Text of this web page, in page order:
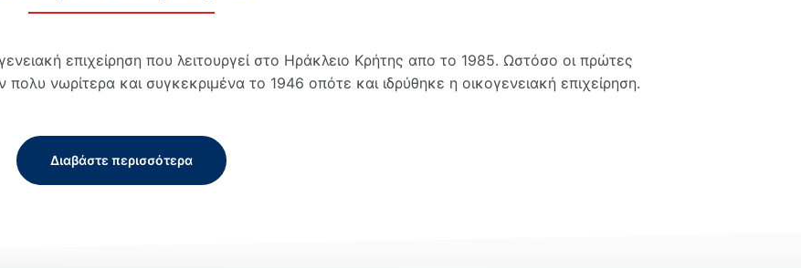
επιχείρηση που λειτουργεί στο Ηράκλειο Κρήτης απο το 1985. Ωστόσο οι πρώτες
πολυ νωρίτερα και συγκεκριμένα το 1946 οπότε και ιδρύθηκε η οικογενειακή επιχείρηση.
Διαβάστε περισσότερα